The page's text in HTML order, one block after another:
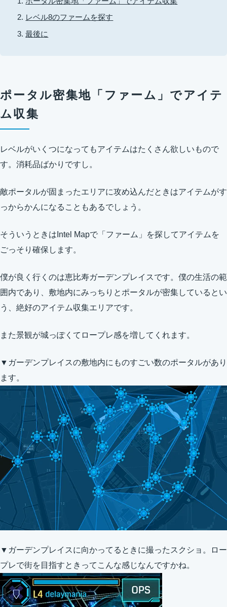
レベル8のファームを探す
最後に
ポータル密集地「ファーム」でアイテ
ム収集
レベルがいくつになってもアイテムはたくさん欲しいもので
す。消耗品ばかりですし。
敵ポータルが固まったエリアに攻め込んだときはアイテムがす
っからかんになることもあるでしょう。
そういうときはIntel Mapで「ファーム」を探してアイテムを
ごっそり確保します。
僕が良く行くのは恵比寿ガーデンプレイスです。僕の生活の範
囲内であり、敷地内にみっちりとポータルが密集しているとい
う、絶好のアイテム収集エリアです。
また景観が城っぽくてロープレ感を増してくれます。
▼ガーデンプレイスの敷地内にものすごい数のポータルがあり
ます。
▼ガーデンプレイスに向かってるときに撮ったスクショ。ロー
プレで街を目指すときってこんな感じなんですかね。